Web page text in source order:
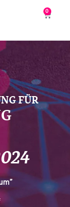
0
FÜR